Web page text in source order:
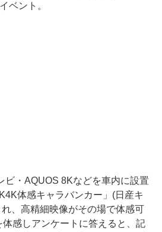
ベント。
ビ・AQUOS 8Kなどを車内に設置
体感キャラバンカー」(日産キ
、高精細映像がその場で体感可
感しアンケートに答えると、記